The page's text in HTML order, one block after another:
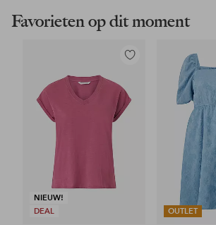
Favorieten op dit moment
NIEUW!
DEAL
Toevoegen
favorieten
OUTLET